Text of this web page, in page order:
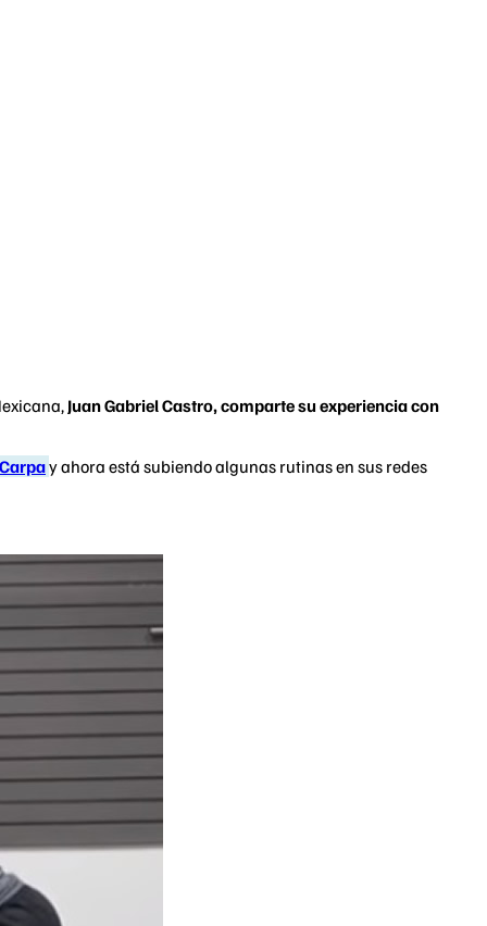
Juan Gabriel Castro, comparte su experiencia con
y ahora está subiendo algunas rutinas en sus redes